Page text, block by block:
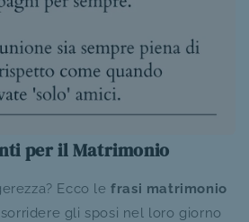
per il Matrimonio
Ecco lefrasi matrimonio
gli sposi nel loro giorno